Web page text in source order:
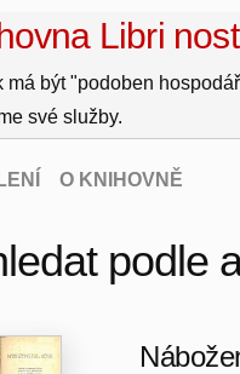
Libri
má být "podoben
své služby.
O KNIHOVNĚ
podle